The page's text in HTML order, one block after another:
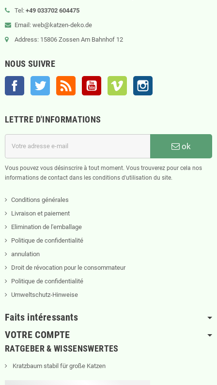
Tel: +49 033702 604475
Email: web@katzen-deko.de
Address: 15806 Zossen Am Bahnhof 12
NOUS SUIVRE
Facebook Twitter YouTube Vimeo
LETTRE D'INFORMATIONS
ok
Vous pouvez vous désinscrire à tout moment. Vous trouverez pour cela nos
informations de contact dans les conditions d'utilisation du site.
Conditions générales
Livraison et paiement
Elimination de l'emballage
Politique de confidentialité
annulation
Droit de révocation pour le consommateur
Politique de confidentialité
Umweltschutz-Hinweise
Faits intéressants
VOTRE COMPTE
RATGEBER & WISSENSWERTES
Kratzbaum stabil für große Katzen